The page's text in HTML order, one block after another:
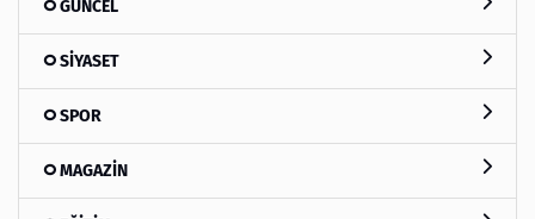
GÜNCEL
SİYASET
SPOR
MAGAZİN